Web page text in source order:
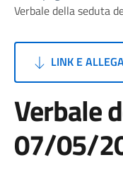
Verbale della seduta
LINK E
Verbale
07/05/